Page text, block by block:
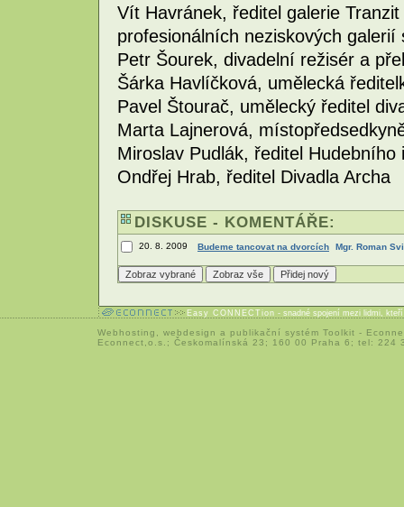
Vít Havránek, ředitel galerie
profesionálních neziskových
Petr Šourek, divadelní režisér a
Šárka Havlíčková, umělecká
Pavel Štourač, umělecký ředitel
Marta Lajnerová,
Miroslav Pudlák, ředitel
Ondřej Hrab, ředitel Divadla Archa
DISKUSE - KOMENTÁŘE:
20. 8. 2009 Budeme tancovat na dvorcích Mgr. Roman
Easy CONNECTion - snadné spojení mezi lidmi,
Webhosting webdesign a publikační systém Toolkit -
Econnect,o.s.; Českomalínská 23; 160 00 Praha 6; tel: 224